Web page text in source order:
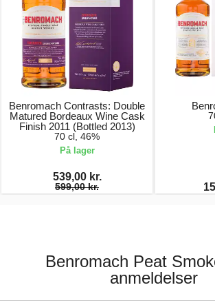
Benromach Contrasts: Double
Matured Bordeaux Wine Cask
Finish 2011 (Bottled 2013)
70 cl, 46%
På lager
539,00 kr.
599,00 kr.
Benromach Peat
anmeldelser